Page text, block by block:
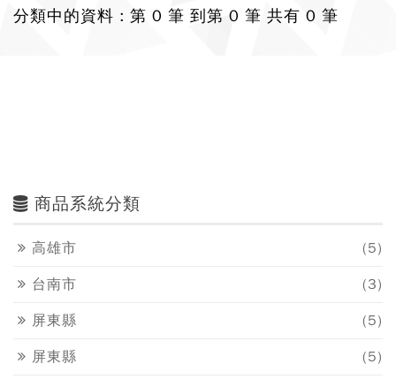
分類中的資料 : 第 0 筆 到第 0 筆 共有 0 筆
商品系統分類
高雄市 (5)
台南市 (3)
屏東縣 (5)
屏東縣 (5)